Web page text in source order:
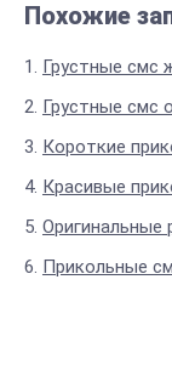
Похожие
Грустные смс
Грустные смс
Короткие
Красивые
Оригинальные
Прикольные